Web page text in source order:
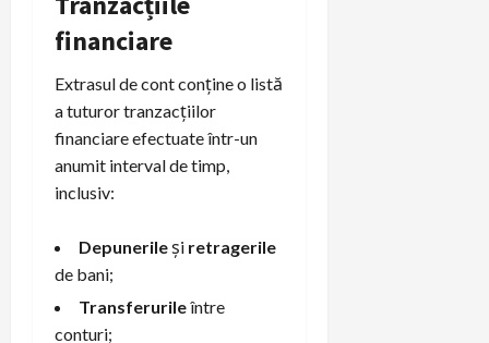
financiare
Extrasul de cont conține o listă
a tuturor tranzacțiilor
financiare efectuate într-un
anumit interval de timp,
inclusiv:
Depunerileși retragerile
de bani;
Transferurileîntre
conturi;